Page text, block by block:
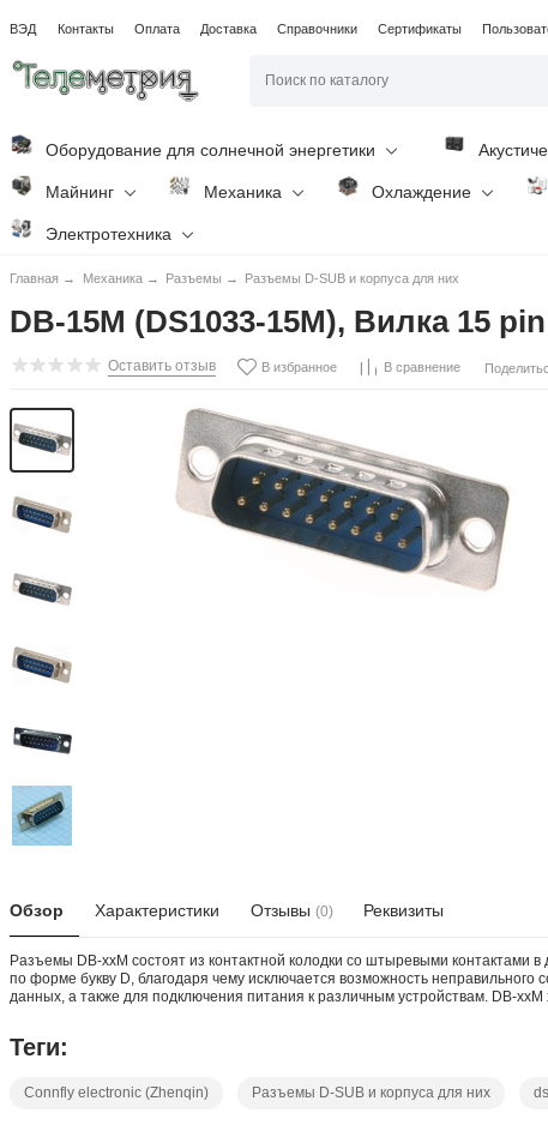
ВЭД Контакты Оплата Доставка Справочники Сертификаты
Оборудование для солнечной энергетики
Майнинг Механика Охлаждение
Электротехника
Главная → Механика → Разъемы → Разъемы D-SUB и корпуса для них
DB-15M (DS1033-15M), Вилка 15
Оставить отзыв В избранное В сравнение
Обзор Характеристики Отзывы (0) Реквизиты
Разъемы DB-xxM состоят из контактной колодки со штыревыми
по форме букву D, благодаря чему исключается возможность
данных, а также для подключения питания к различным устройствам. DB-xxM
Теги:
Connfly electronic (Zhenqin) Разъемы D-SUB и корпуса для них